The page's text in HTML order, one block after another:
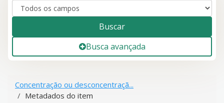
Buscar
Busca avançada
Concentração ou desconcentraçã...
Metadados do item